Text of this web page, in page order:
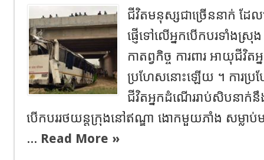
ជីវិតមនុស្សជាច្រើននាក់ ដែ
ផ្ញើទៅលើអ្នកបើកបរទាំងស្រុ
កាតព្វកិច្ច ការពារ អាយុជីវិ
ប្រហែសនោះឡើយ​ ។ ការប្រ
ជីវិតអ្នកដំណើររាប់សិបនាក់នឹ
បើកបររថយន្តក្រុងនៅឥណ្ឌា ងោកមួយភាំង សម្ល
... Read More »